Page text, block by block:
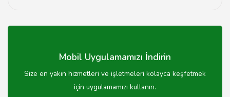
fiyatları ve sunduğu hizmetler gibi faktörlere dikkat
Mobil Uygulamamızı İndirin
Size en yakın hizmetleri ve işletmeleri kolayca keşfetmek
için uygulamamızı kullanın.